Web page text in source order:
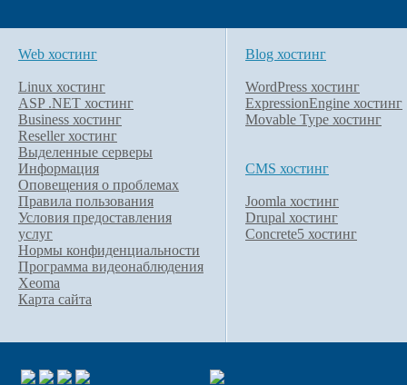
Web хостинг
Linux хостинг
ASP .NET хостинг
Business хостинг
Reseller хостинг
Выделенные серверы
Информация
Оповещения о проблемах
Правила пользования
Условия предоставления
услуг
Нормы конфиденциальности
Программа видеонаблюдения
Xeoma
Карта сайта
Blog хостинг
WordPress хостинг
ExpressionEngine хостинг
Movable Type хостинг
CMS хостинг
Joomla хостинг
Drupal хостинг
Concrete5 хостинг